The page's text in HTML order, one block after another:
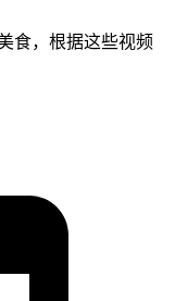
食，根据这些视频